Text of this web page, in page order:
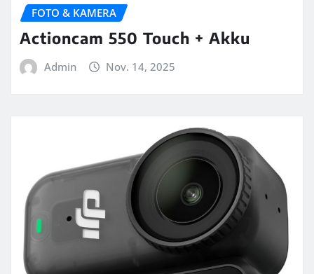
FOTO & KAMERA
Actioncam 550 Touch + Akku
Admin Nov. 14, 2025